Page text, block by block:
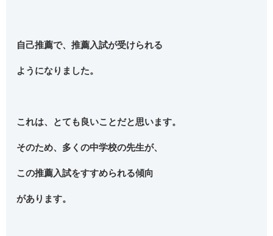
自己推薦で、推薦入試が受けられる
ようになりました。
これは、とても良いことだと思います。
そのため、多くの中学校の先生が、
この推薦入試をすすめられる傾向
があります。